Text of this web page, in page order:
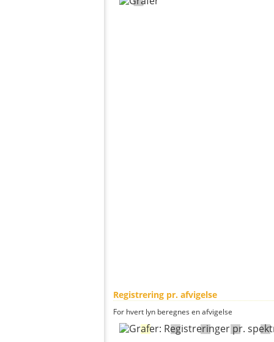
Registrering pr. afvigelse
For hvert lyn beregnes en afvigelse